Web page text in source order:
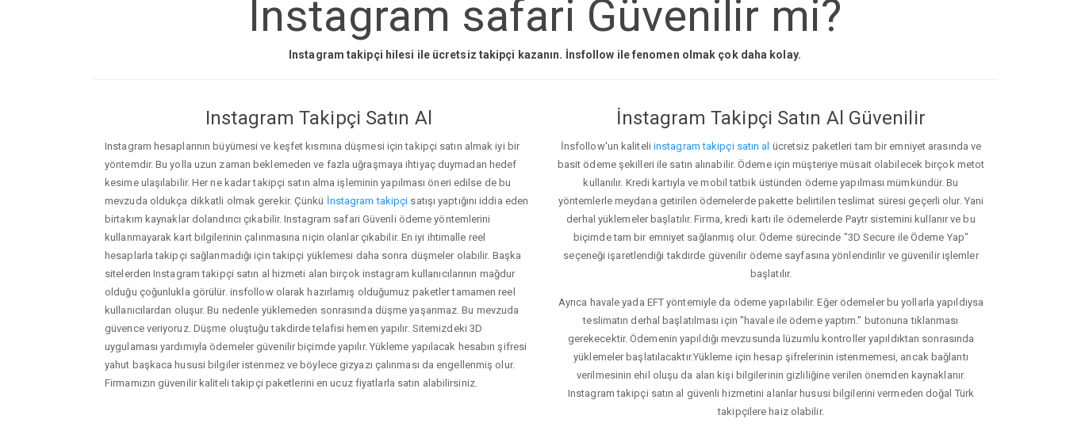
Instagram safari Güvenilir mi?
Instagram takipçi hilesi ile ücretsiz takipçi kazanın. İnsfollow ile fenomen olmak çok daha kolay.
Instagram Takipçi Satın Al
Instagram hesaplarının büyümesi ve keşfet kısmına düşmesi için takipçi satın almak iyi bir
yöntemdir. Bu yolla uzun zaman beklemeden ve fazla uğraşmaya ihtiyaç duymadan hedef
kesime ulaşılabilir. Her ne kadar takipçi satın alma işleminin yapılması öneri edilse de bu
mevzuda oldukça dikkatli olmak gerekir. Çünkü İnstagram takipçi satışı yaptığını iddia eden
birtakım kaynaklar dolandırıcı çıkabilir. Instagram safari Güvenli ödeme yöntemlerini
kullanmayarak kart bilgilerinin çalınmasına niçin olanlar çıkabilir. En iyi ihtimalle reel
hesaplarla takipçi sağlanmadığı için takipçi yüklemesi daha sonra düşmeler olabilir. Başka
sitelerden Instagram takipçi satın al hizmeti alan birçok instagram kullanıcılarının mağdur
olduğu çoğunlukla görülür. insfollow olarak hazırlamış olduğumuz paketler tamamen reel
kullanıcılardan oluşur. Bu nedenle yüklemeden sonrasında düşme yaşanmaz. Bu mevzuda
güvence veriyoruz. Düşme oluştuğu takdirde telafisi hemen yapılır. Sitemizdeki 3D
uygulaması yardımıyla ödemeler güvenilir biçimde yapılır. Yükleme yapılacak hesabın şifresi
yahut başkaca hususi bilgiler istenmez ve böylece gizyazı çalınması da engellenmiş olur.
Firmamızın güvenilir kaliteli takipçi paketlerini en ucuz fiyatlarla satın alabilirsiniz.
İnstagram Takipçi Satın Al Güvenilir
İnsfollow'un kaliteli instagram takipçi satın al ücretsiz paketleri tam bir emniyet arasında ve
basit ödeme şekilleri ile satın alınabilir. Ödeme için müşteriye müsait olabilecek birçok metot
kullanılır. Kredi kartıyla ve mobil tatbik üstünden ödeme yapılması mümkündür. Bu
yöntemlerle meydana getirilen ödemelerde pakette belirtilen teslimat süresi geçerli olur. Yani
derhal yüklemeler başlatılır. Firma, kredi kartı ile ödemelerde Paytr sistemini kullanır ve bu
biçimde tam bir emniyet sağlanmış olur. Ödeme sürecinde "3D Secure ile Ödeme Yap"
seçeneği işaretlendiği takdirde güvenilir ödeme sayfasına yönlendirilir ve güvenilir işlemler
başlatılır.
Ayrıca havale yada EFT yöntemiyle da ödeme yapılabilir. Eğer ödemeler bu yollarla yapıldıysa
teslimatın derhal başlatılması için "havale ile ödeme yaptım." butonuna tıklanması
gerekecektir. Ödemenin yapıldığı mevzusunda lüzumlu kontroller yapıldıktan sonrasında
yüklemeler başlatılacaktır.Yükleme için hesap şifrelerinin istenmemesi, ancak bağlantı
verilmesinin ehil oluşu da alan kişi bilgilerinin gizliliğine verilen önemden kaynaklanır.
Instagram takipçi satın al güvenli hizmetini alanlar hususi bilgilerini vermeden doğal Türk
takipçilere haiz olabilir.